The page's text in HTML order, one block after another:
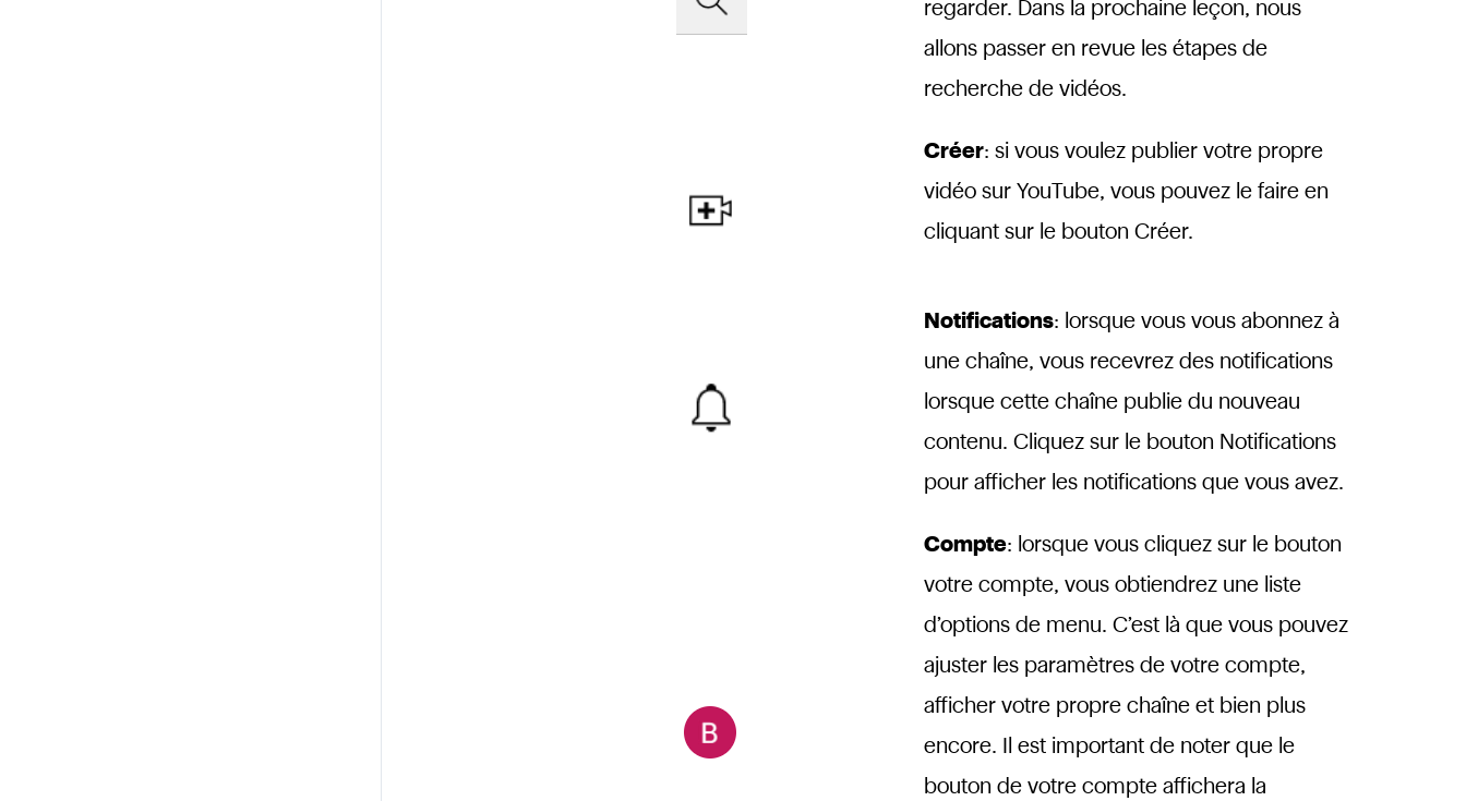
regarder. Dans la prochaine leçon, nous
allons passer en revue les étapes de
recherche de vidéos.
Créer: si vous voulez publier votre propre
vidéo sur YouTube, vous pouvez le faire en
cliquant sur le bouton Créer.
Notifications: lorsque vous vous abonnez à
une chaîne, vous recevrez des notifications
lorsque cette chaîne publie du nouveau
contenu. Cliquez sur le bouton Notifications
pour afficher les notifications que vous avez.
Compte: lorsque vous cliquez sur le bouton
votre compte, vous obtiendrez une liste
d’options de menu. C’est là que vous pouvez
ajuster les paramètres de votre compte,
afficher votre propre chaîne et bien plus
encore. Il est important de noter que le
bouton de votre compte affichera la